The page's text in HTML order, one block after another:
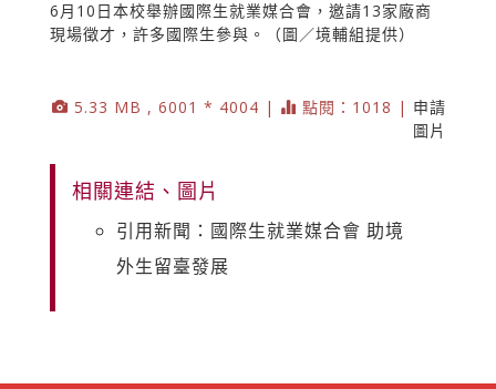
6月10日本校舉辦國際生就業媒合會，邀請13家廠商
現場徵才，許多國際生參與。（圖／境輔組提供）
5.33 MB , 6001 * 4004 | 點閱：1018 | 申請
圖片
相關連結、圖片
引用新聞：國際生就業媒合會 助境
外生留臺發展